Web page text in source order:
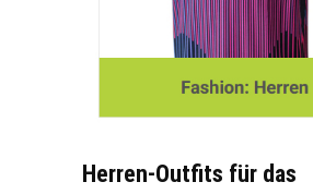
Herren-Outfits für das